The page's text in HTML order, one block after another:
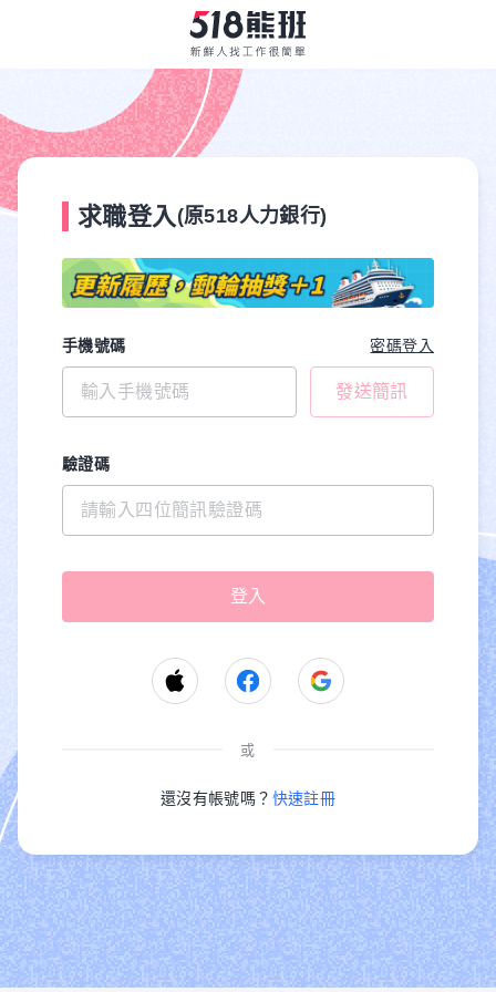
求職登入 (原518人力銀行)
手機號碼 密碼登入
發送簡訊
驗證碼
或
還沒有帳號嗎？ 快速註冊